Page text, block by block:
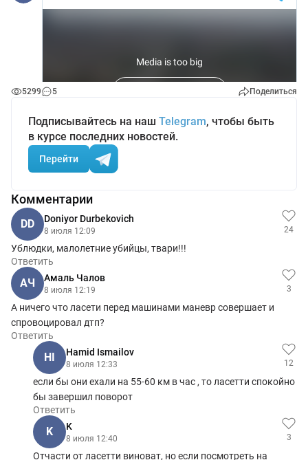
5299 5 Поделиться
Подписывайтесь на наш Telegram, чтобы быть
в курсе последних новостей.
Перейти
Комментарии
DD Doniyor Durbekovich
8 июля 12:09 24
Ублюдки, малолетние убийцы, твари!!!
Ответить
АЧ Амаль Чалов
8 июля 12:19 3
А ничего что ласети перед машинами маневр совершает и
спровоцировал дтп?
Ответить
HI Hamid Ismailov
8 июля 12:33 12
если бы они ехали на 55-60 км в час , то ласетти спокойно
бы завершил поворот
Ответить
K K
8 июля 12:40 3
Отчасти от ласетти виноват, но если посмотреть на